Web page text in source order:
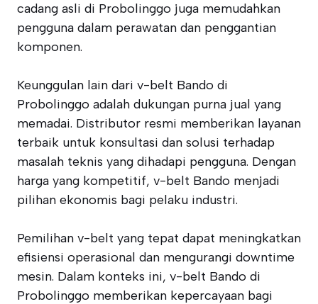
cadang asli di Probolinggo juga memudahkan
pengguna dalam perawatan dan penggantian
komponen.
Keunggulan lain dari v-belt Bando di
Probolinggo adalah dukungan purna jual yang
memadai. Distributor resmi memberikan layanan
terbaik untuk konsultasi dan solusi terhadap
masalah teknis yang dihadapi pengguna. Dengan
harga yang kompetitif, v-belt Bando menjadi
pilihan ekonomis bagi pelaku industri.
Pemilihan v-belt yang tepat dapat meningkatkan
efisiensi operasional dan mengurangi downtime
mesin. Dalam konteks ini, v-belt Bando di
Probolinggo memberikan kepercayaan bagi